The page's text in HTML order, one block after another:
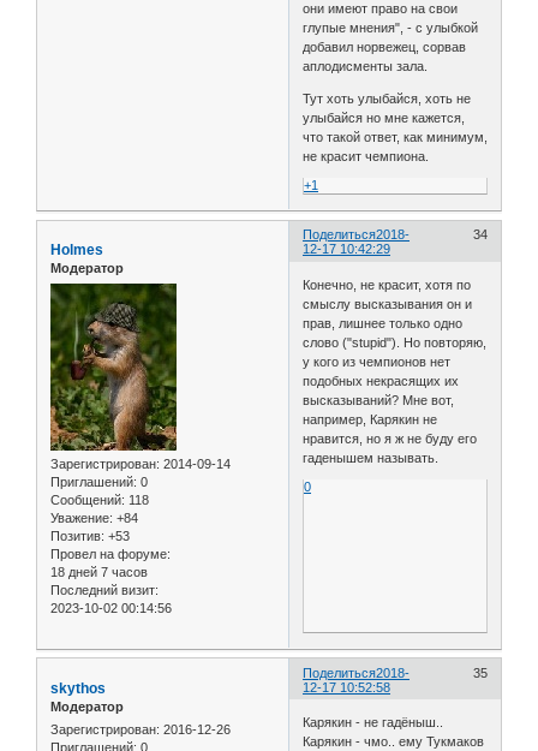
они имеют право на свои
глупые мнения", - с улыбкой
добавил норвежец, сорвав
аплодисменты зала.
Тут хоть улыбайся, хоть не
улыбайся но мне кажется,
что такой ответ, как минимум,
не красит чемпиона.
+1
Поделиться 34
2018-
12-17 10:42:29
Holmes
Модератор
Зарегистрирован: 2014-09-14
Приглашений: 0
Сообщений: 118
Уважение: +84
Позитив: +53
Провел на форуме:
18 дней 7 часов
Последний визит:
2023-10-02 00:14:56
Конечно, не красит, хотя по
смыслу высказывания он и
прав, лишнее только одно
слово ("stupid"). Но повторяю,
у кого из чемпионов нет
подобных некрасящих их
высказываний? Мне вот,
например, Карякин не
нравится, но я ж не буду его
гаденышем называть.
0
Поделиться 35
2018-
12-17 10:52:58
skythos
Модератор
Зарегистрирован: 2016-12-26
Приглашений: 0
Карякин - не гадёныш..
Карякин - чмо.. ему Тукмаков